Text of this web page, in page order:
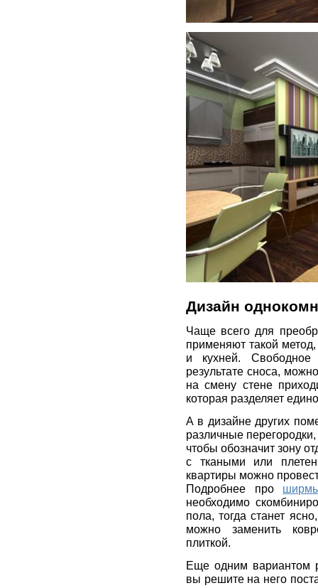
Дизайн
Чаще всего для
применяют такой
и кухней. Свободное
результате сноса,
на смену стене
которая разделяет
А в дизайне других
различные
чтобы обозначит зону
с ткаными или
квартиры можно
Подробнее про
необходимо
пола, тогда станет
можно заменить
плиткой.
Еще одним вариантом
вы решите на него